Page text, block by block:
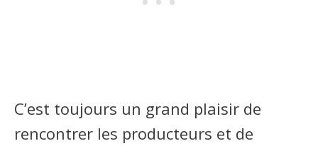
C’est toujours un grand plaisir de
rencontrer les producteurs et de